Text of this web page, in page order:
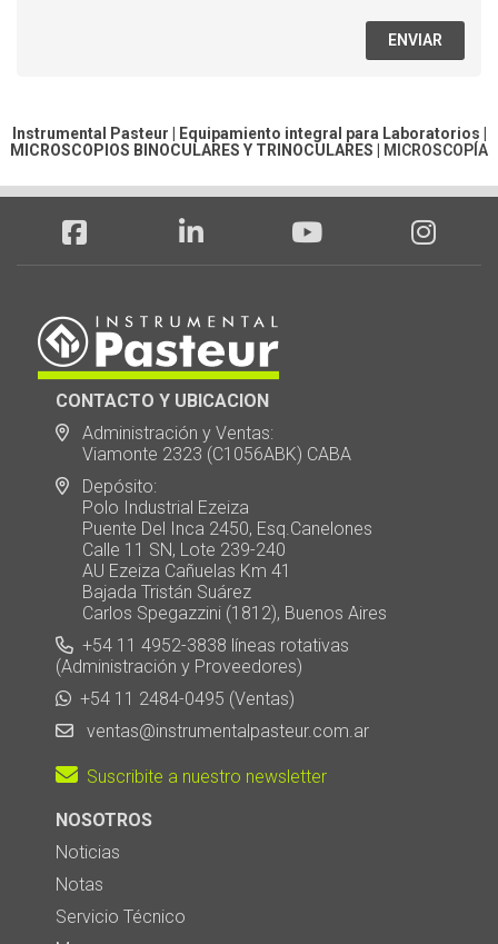
ENVIAR
Instrumental Pasteur | Equipamiento integral para Laboratorios |
MICROSCOPIOS BINOCULARES Y TRINOCULARES
MICROSCOPÍA
CONTACTO Y UBICACION
Administración y Ventas:
Viamonte 2323 (C1056ABK) CABA
Depósito:
Polo Industrial Ezeiza
Puente Del Inca 2450, Esq.Canelones
Calle 11 SN, Lote 239-240
AU Ezeiza Cañuelas Km 41
Bajada Tristán Suárez
Carlos Spegazzini (1812), Buenos Aires
+54 11 4952-3838 líneas rotativas
(Administración y Proveedores)
+54 11 2484-0495 (Ventas)
ventas@instrumentalpasteur.com.ar
Suscribite a nuestro newsletter
NOSOTROS
Noticias
Notas
Servicio Técnico